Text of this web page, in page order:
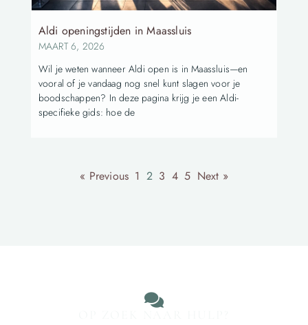
Aldi openingstijden in Maassluis
MAART 6, 2026
Wil je weten wanneer Aldi open is in Maassluis—en
vooral of je vandaag nog snel kunt slagen voor je
boodschappen? In deze pagina krijg je een Aldi-
specifieke gids: hoe de
« Previous 1 2 3 4 5 Next »